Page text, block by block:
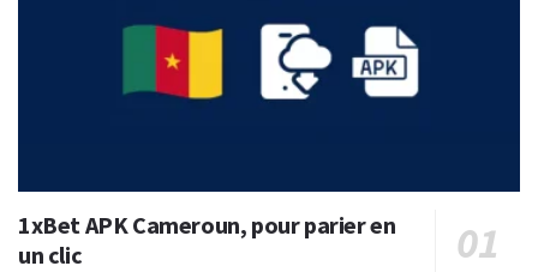
1xBet APK Cameroun, pour parier en
un clic